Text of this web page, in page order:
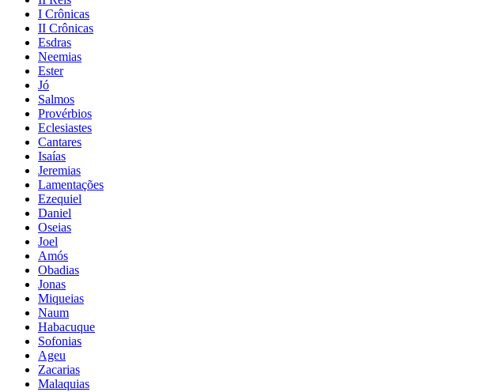
I Crônicas
II Crônicas
Esdras
Neemias
Ester
Jó
Salmos
Provérbios
Eclesiastes
Cantares
Isaías
Jeremias
Lamentações
Ezequiel
Daniel
Oseias
Joel
Amós
Obadias
Jonas
Miqueias
Naum
Habacuque
Sofonias
Ageu
Zacarias
Malaquias